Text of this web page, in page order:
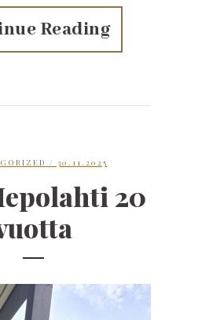
Reading
/ 30.11.2025
20